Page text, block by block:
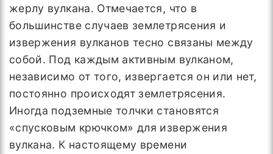
жерлу вулкана. Отмечается, что в
большинстве случаев землетрясения и
извержения вулканов тесно связаны между
собой. Под каждым активным вулканом,
независимо от того, извергается он или нет,
постоянно происходят землетрясения.
Иногда подземные толчки становятся
«спусковым крючком» для извержения
вулкана. К настоящему времени